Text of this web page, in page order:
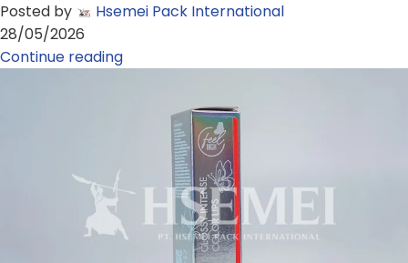
Posted by
Hsemei Pack International
28/05/2026
Continue reading